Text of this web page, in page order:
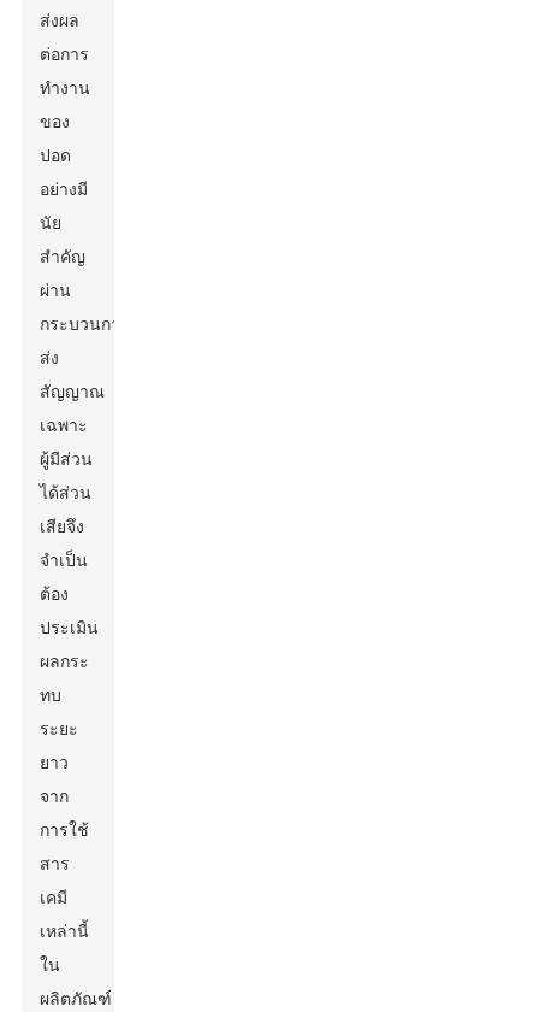
ส่งผล
ต่อการ
ทำงาน
ของ
ปอด
อย่างมี
นัย
สำคัญ
ผ่าน
กระบวนการ
ส่ง
สัญญาณ
เฉพาะ
ผู้มีส่วน
ได้ส่วน
เสียจึง
จำเป็น
ต้อง
ประเมิน
ผลกระ
ทบ
ระยะ
ยาว
จาก
การใช้
สาร
เคมี
เหล่านี้
ใน
ผลิตภัณฑ์